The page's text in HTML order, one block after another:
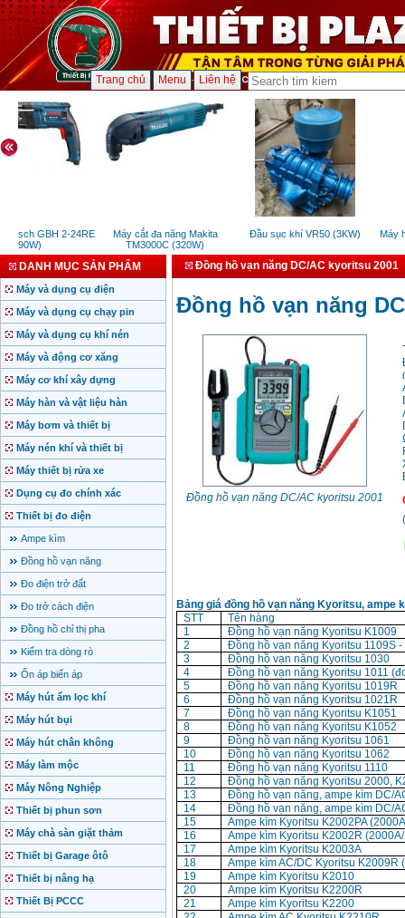
Trang chủ Menu Liên hệ
GBH 2-24RE
(790W)
Máy cắt đa năng Makita
TM3000C (320W)
Đầu sục khí VR50 (3KW) Máy
DANH MỤC SẢN PHẨM
Máy và dụng cụ điện
Máy và dụng cụ chạy pin
Máy và dụng cụ khí nén
Máy và động cơ xăng
Máy cơ khí xây dựng
Máy hàn và vật liệu hàn
Máy bơm và thiết bị
Máy nén khí và thiết bị
Máy thiết bị rửa xe
Dụng cụ đo chính xác
Thiết bị đo điện
Ampe kìm
Đồng hồ vạn năng
Đo điện trở đất
Đo trở cách điện
Đồng hồ chỉ thị pha
Kiểm tra dòng rò
Ổn áp biến áp
Máy hút ẩm lọc khí
Máy hút bụi
Máy hút chân không
Máy làm mộc
Máy Nông Nghiệp
Thiết bị phun sơn
Máy chà sàn giặt thảm
Thiết bị Garage ôtô
Thiết bị nâng hạ
Thiết Bị PCCC
Đồng hồ vạn năng DC/AC kyoritsu 2001
Đồng hồ vạn năng
Đồng hồ vạn năng DC/AC kyoritsu 2001
(
Bảng giá đồng hồ vạn năng Kyoritsu, ampe
STT
Tên hàng
1
Đồng hồ vạn năng Kyoritsu K1009
2
Đồng hồ vạn năng Kyoritsu 1109S -
3
Đồng hồ vạn năng Kyoritsu 1030
4
Đồng hồ vạn năng Kyoritsu 1011
5
Đồng hồ vạn năng Kyoritsu 1019R
6
Đồng hồ vạn năng Kyoritsu 1021R
7
Đồng hồ vạn năng Kyoritsu K1051
8
Đồng hồ vạn năng Kyoritsu K1052
9
Đồng hồ vạn năng Kyoritsu 1061
10
Đồng hồ vạn năng Kyoritsu 1062
11
Đồng hồ vạn năng Kyoritsu 1110
12
Đồng hồ vạn năng Kyoritsu 2000,
13
Đồng hồ vạn năng, ampe kìm DC/
14
Đồng hồ vạn năng, ampe kìm DC/
15
Ampe kìm Kyoritsu K2002PA
16
Ampe kìm Kyoritsu K2002R
17
Ampe kìm Kyoritsu K2003A
18
Ampe kìm AC/DC Kyoritsu K2009R
19
Ampe kìm Kyoritsu K2010
20
Ampe kìm Kyoritsu K2200R
21
Ampe kìm Kyoritsu K2200